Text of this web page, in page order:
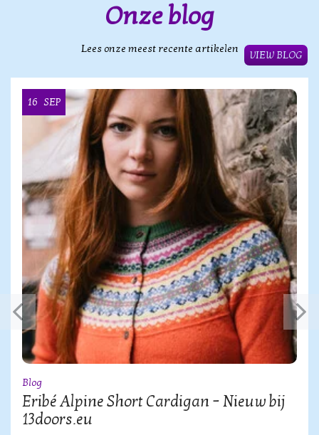
Onze blog
Lees onze meest recente artikelen
VIEW BLOG
16 SEP
Blog
Eribé Alpine Short Cardigan – Nieuw bij
13doors.eu